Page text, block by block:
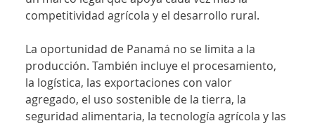
competitividad agrícola y el desarrollo rural.
La oportunidad de Panamá no se limita a la
producción. También incluye el procesamiento,
la logística, las exportaciones con valor
agregado, el uso sostenible de la tierra, la
seguridad alimentaria, la tecnología agrícola y las